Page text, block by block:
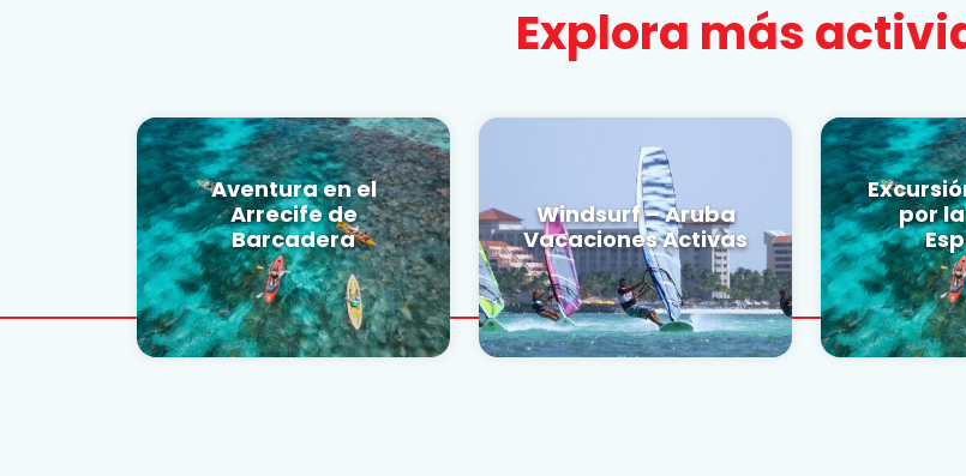
Explora más
Aventura en el
Arrecife de
Barcadera
RESERVAR AHORA
Windsurf – Aruba
Vacaciones Activas
RESERVAR AHORA
por
RESERVAR